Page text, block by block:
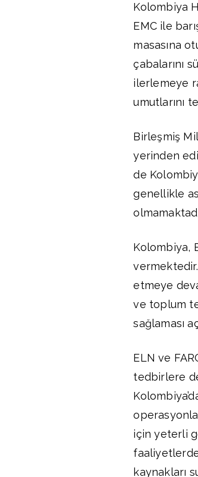
Kolombiya
EMC ile
masasına
çabalarını
ilerlemeye
umutlarını
Birleşmiş
yerinden
de
genellikle
Kolombiya,
etmeye
ve toplum
sağlaması
ELN ve
tedbirlere
için yeterli
kaynakları